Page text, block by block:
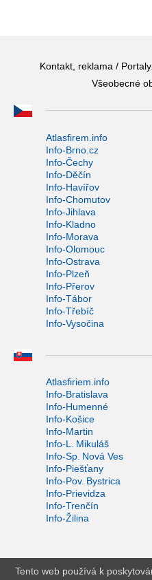
Kontakt, reklama /
Všeobecné
Atlasfirem.info
Info-Brno.cz
Info-Čechy
Info-Děčín
Info-Havířov
Info-Chomutov
Info-Jihlava
Info-Kladno
Info-Morava
Info-Olomouc
Info-Ostrava
Info-Plzeň
Info-Přerov
Info-Tábor
Info-Třebíč
Info-Vysočina
Atlasfiriem.info
Info-Bratislava
Info-Humenné
Info-Košice
Info-Martin
Info-L. Mikuláš
Info-Sp. Nová Ves
Info-Piešťany
Info-Pov. Bystrica
Info-Prievidza
Info-Trenčín
Info-Žilina
Tento web používá k